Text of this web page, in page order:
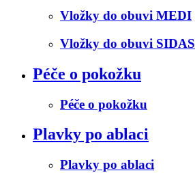
Vložky do obuvi MEDI
Vložky do obuvi SIDAS
Péče o pokožku
Péče o pokožku
Plavky po ablaci
Plavky po ablaci